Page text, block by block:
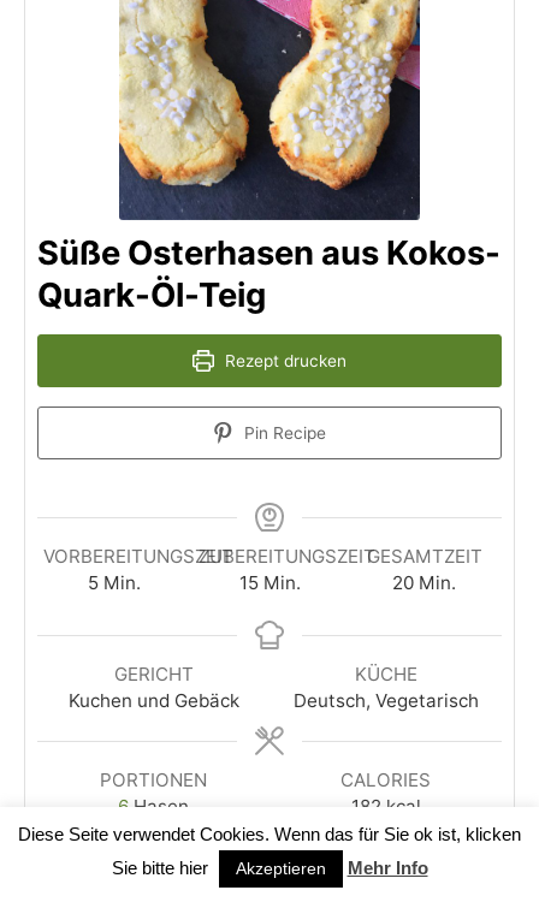
Süße Osterhasen aus Kokos-
Quark-Öl-Teig
Rezept drucken
Pin Recipe
VORBEREITUNGSZEIT
5 Min.
ZUBEREITUNGSZEIT
15 Min.
GESAMTZEIT
20 Min.
GERICHT
Kuchen und Gebäck
KÜCHE
Deutsch, Vegetarisch
PORTIONEN
6 Hasen
CALORIES
182 kcal
ZUTATEN 1x 2x
Diese Seite verwendet Cookies. Wenn das für Sie ok ist, klicken
Sie bitte hier
Akzeptieren Mehr Info